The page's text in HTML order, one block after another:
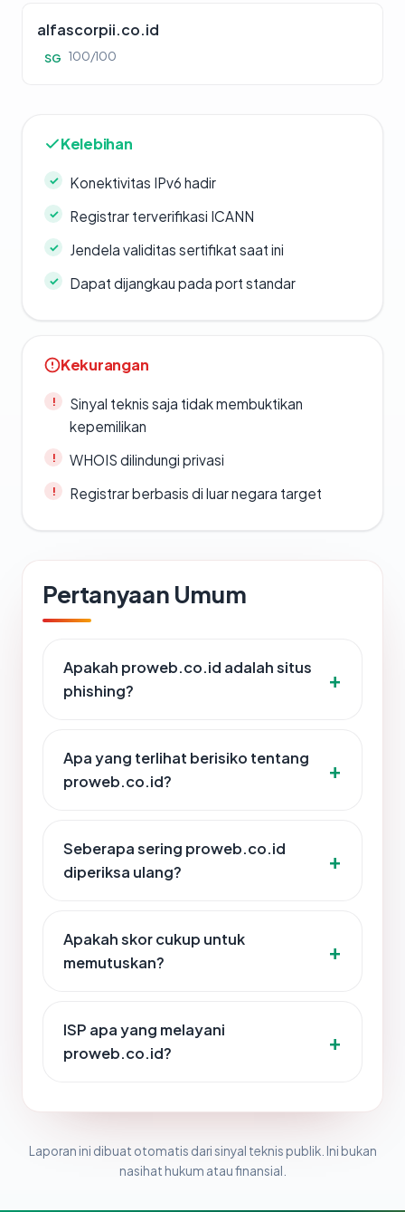
alfascorpii.co.id
SG 100/100
Kelebihan
Konektivitas IPv6 hadir
Registrar terverifikasi ICANN
Jendela validitas sertifikat saat ini
Dapat dijangkau pada port standar
Kekurangan
Sinyal teknis saja tidak membuktikan
kepemilikan
WHOIS dilindungi privasi
Registrar berbasis di luar negara target
Pertanyaan Umum
Apakah proweb.co.id adalah situs
phishing?
Apa yang terlihat berisiko tentang
proweb.co.id?
Seberapa sering proweb.co.id
diperiksa ulang?
Apakah skor cukup untuk
memutuskan?
ISP apa yang melayani
proweb.co.id?
Laporan ini dibuat otomatis dari sinyal teknis publik. Ini bukan
nasihat hukum atau finansial.